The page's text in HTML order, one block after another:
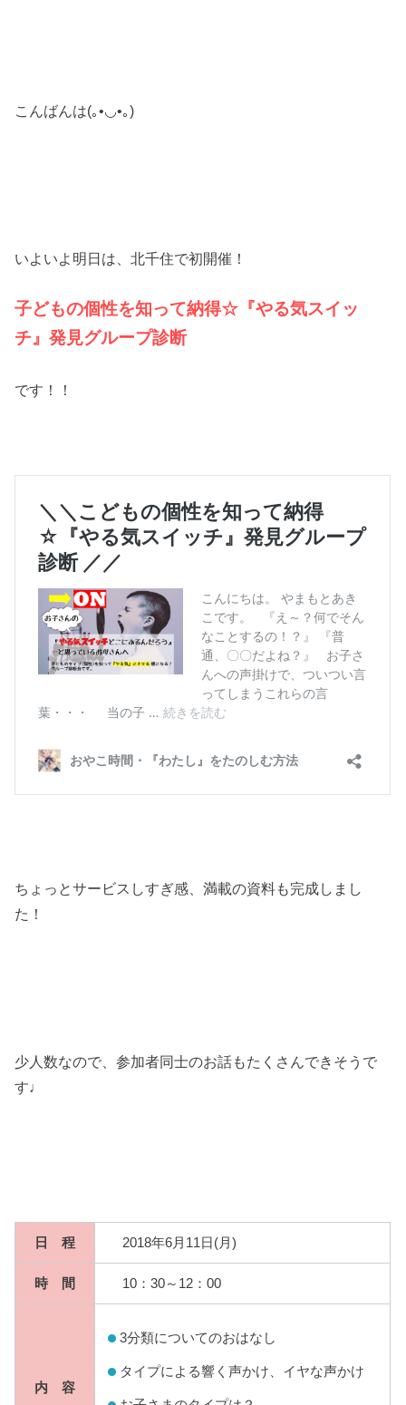
こんばんは(｡•◡•｡)
いよいよ明日は、北千住で初開催！
子どもの個性を知って納得☆『やる気スイッ
チ』発見グループ診断
です！！
ちょっとサービスしすぎ感、満載の資料も完成しまし
た！
少人数なので、参加者同士のお話もたくさんできそうで
す♩
日 程 2018年6月11日(月)
時 間 10：30～12：00
内 容
3分類についてのおはなし
タイプによる響く声かけ、イヤな声かけ